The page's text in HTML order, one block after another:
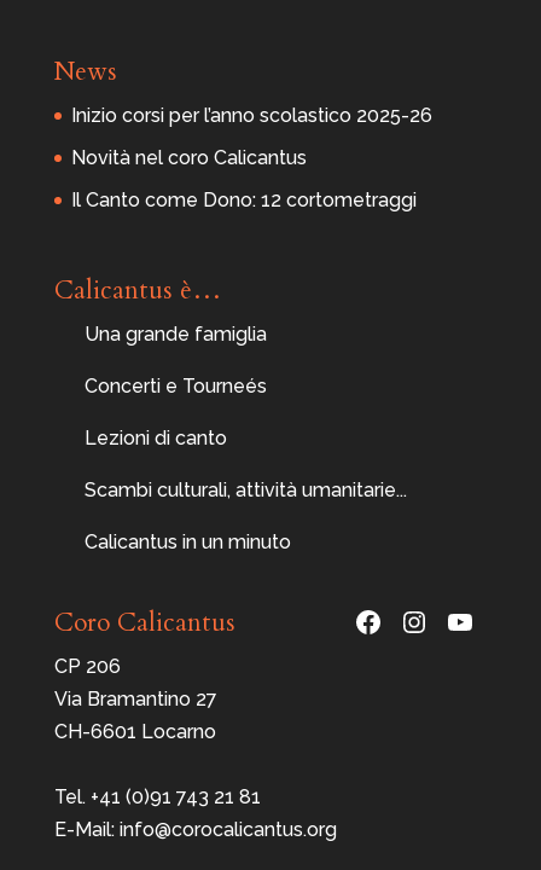
News
Inizio corsi per l’anno scolastico 2025-26
Novità nel coro Calicantus
Il Canto come Dono: 12 cortometraggi
Calicantus è…
Una grande famiglia
Concerti e Tourneés
Lezioni di canto
Scambi culturali, attività umanitarie...
Calicantus in un minuto
Coro Calicantus
CP 206
Via Bramantino 27
CH-6601 Locarno
Tel. +41 (0)91 743 21 81
E-Mail: info@corocalicantus.org
Facebook
Instagram